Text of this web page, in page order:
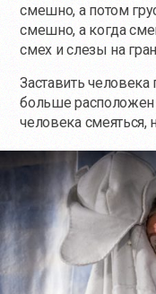
смешно, а потом
смешно, а когда
смех и слезы на
Заставить
больше расположен
человека смеяться,